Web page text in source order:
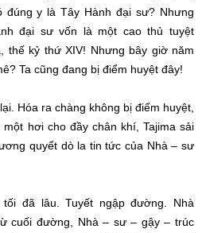
đúng y làTây Hành đại sư? Nhưng
đại sưvốn là một cao thủtuyệt
thế kỷ thứ XIV! Nhưng bây giờ năm
Ta cũng đang bị điểm huyệt đây!
Hóa ra chàng không bị điểm huyệt
một hơi cho đầy chân khí, Tajima sải
quyết dò la tin tức của Nhà – sư
tốiđã lâu . Tuyết ngập đường. Nhà
từ cuối đường, Nhà – sư – gậy – trúc